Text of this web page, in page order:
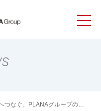
つなぐ。PLANAグループの新